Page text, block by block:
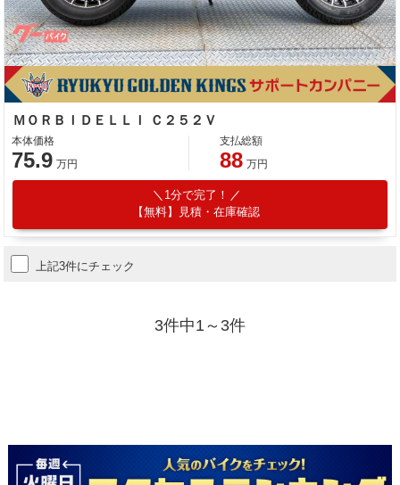
ＭＯＲＢＩＤＥＬＬＩ Ｃ２５２Ｖ
本体価格
75.9 万円
支払総額
88 万円
1分で完了！
【無料】見積・在庫確認
上記3件にチェック
3件中1～3件